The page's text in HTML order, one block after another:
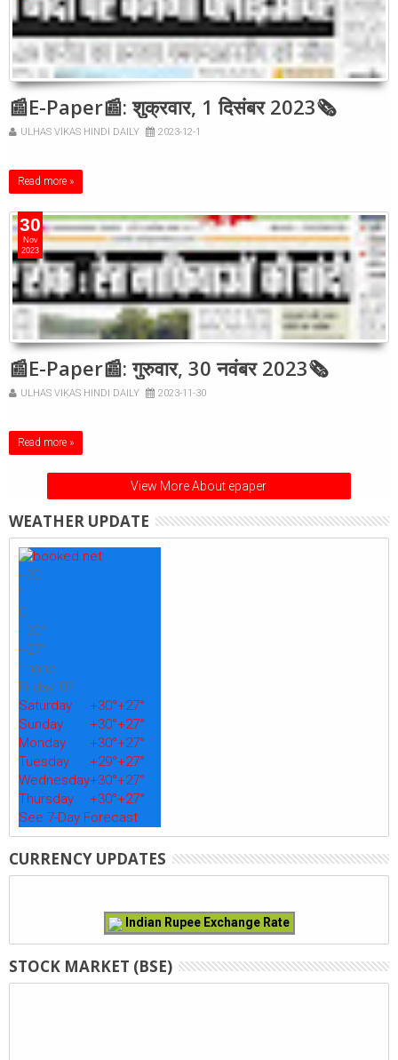
📰E-Paper📰: शुक्रवार, 1 दिसंबर 2023🗞
ULHAS VIKAS HINDI DAILY 2023-12-1
Read more »
30
Nov
2023
📰E-Paper📰: गुरुवार, 30 नवंबर 2023🗞
ULHAS VIKAS HINDI DAILY 2023-11-30
Read more »
View More About epaper
WEATHER UPDATE
+30
°
C
+30°
+27°
Thane
Friday, 07
Saturday
+30°+27°
Sunday
+30°+27°
Monday
+30°+27°
Tuesday
+29°+27°
Wednesday+30°+27°
Thursday
+30°+27°
See 7-Day Forecast
CURRENCY UPDATES
Indian Rupee Exchange Rate
STOCK MARKET (BSE)